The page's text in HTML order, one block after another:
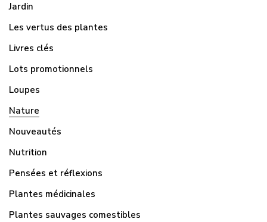
Jardin
Les vertus des plantes
Livres clés
Lots promotionnels
Loupes
Nature
Nouveautés
Nutrition
Pensées et réflexions
Plantes médicinales
Plantes sauvages comestibles